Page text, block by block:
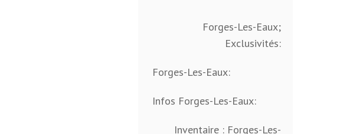
Forges-Les-Eaux;
Exclusivités:
Forges-Les-Eaux:
Infos Forges-Les-Eaux:
Inventaire : Forges-Les-